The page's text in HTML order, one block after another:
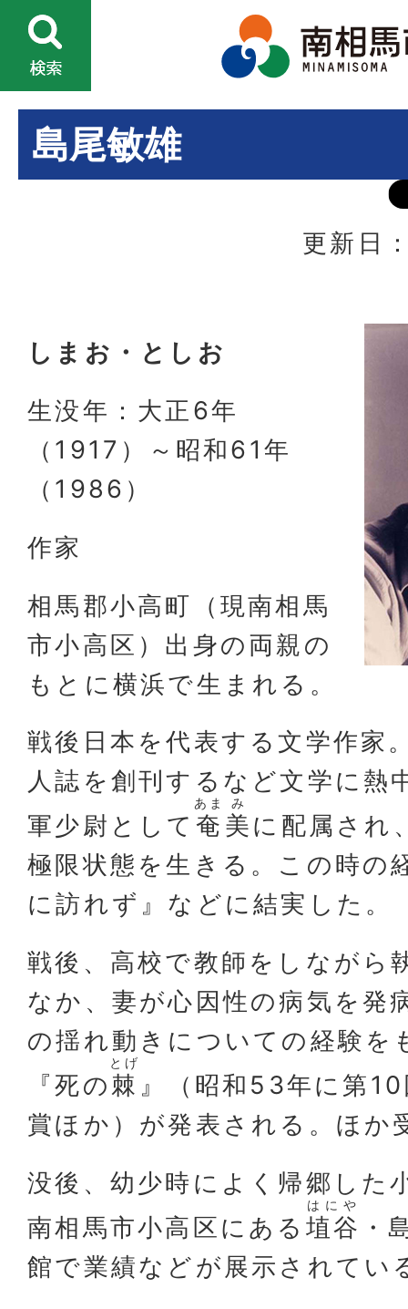
島尾敏雄
更新日
しまお・としお
生没年：大正6年
（1917）～昭和61年
（1986）
作家
相馬郡小高町（現南相馬
市小高区）出身の両親の
もとに横浜で生まれる。
戦後日本を代表する文学作家
人誌を創刊するなど文学に熱
軍少尉として 奄
あま
美
み
に配属され
極限状態を生きる。この時の
に訪れず』などに結実した。
戦後、高校で教師をしながら
なか、妻が心因性の病気を発
の揺れ動きについての経験を
『死の棘
とげ
』（昭和53年に第
賞ほか）が発表される。ほか
没後、幼少時によく帰郷した
南相馬市小高区にある 埴谷
はにや
・
館で業績などが展示されてい